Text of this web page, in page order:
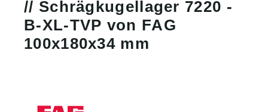
Schrägkugellager 7220 -
B-XL-TVP von FAG
100x180x34 mm